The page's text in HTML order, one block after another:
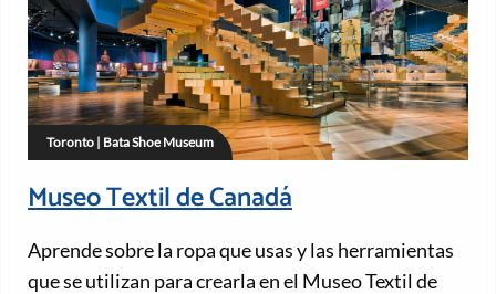
Toronto | Bata Shoe Museum
Museo Textil de Canadá
Aprende sobre la ropa que usas y las herramientas
que se utilizan para crearla en el Museo Textil de